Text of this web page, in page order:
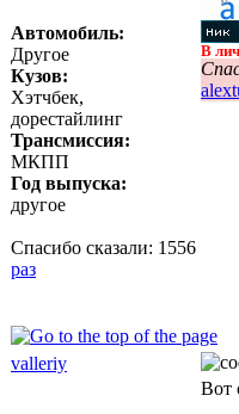
Автомобиль:
Другое
Кузов:
Хэтчбек,
дорестайлинг
Трансмиссия:
МКПП
Год выпуска:
другое
Спасибо сказали: 1556
раз
В
valleriy
Вот